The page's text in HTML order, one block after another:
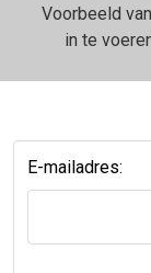
Voorbeeld
in te
E-mailadres: